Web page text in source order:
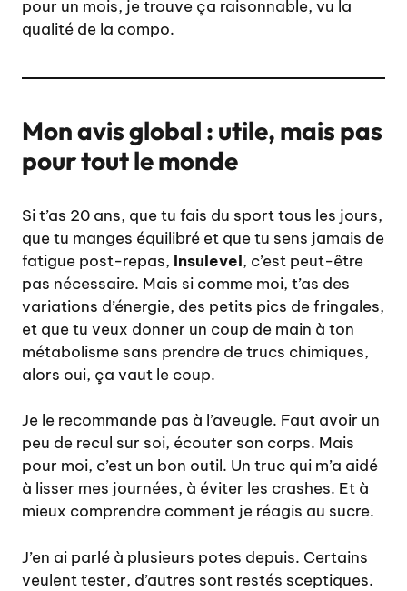
pour un mois, je trouve ça raisonnable, vu la
qualité de la compo.
Mon avis global : utile, mais pas
pour tout le monde
Si t’as 20 ans, que tu fais du sport tous les jours,
que tu manges équilibré et que tu sens jamais de
fatigue post-repas, Insulevel, c’est peut-être
pas nécessaire. Mais si comme moi, t’as des
variations d’énergie, des petits pics de fringales,
et que tu veux donner un coup de main à ton
métabolisme sans prendre de trucs chimiques,
alors oui, ça vaut le coup.
Je le recommande pas à l’aveugle. Faut avoir un
peu de recul sur soi, écouter son corps. Mais
pour moi, c’est un bon outil. Un truc qui m’a aidé
à lisser mes journées, à éviter les crashes. Et à
mieux comprendre comment je réagis au sucre.
J’en ai parlé à plusieurs potes depuis. Certains
veulent tester, d’autres sont restés sceptiques.